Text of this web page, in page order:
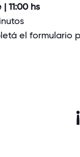
11:00 hs
el formulario